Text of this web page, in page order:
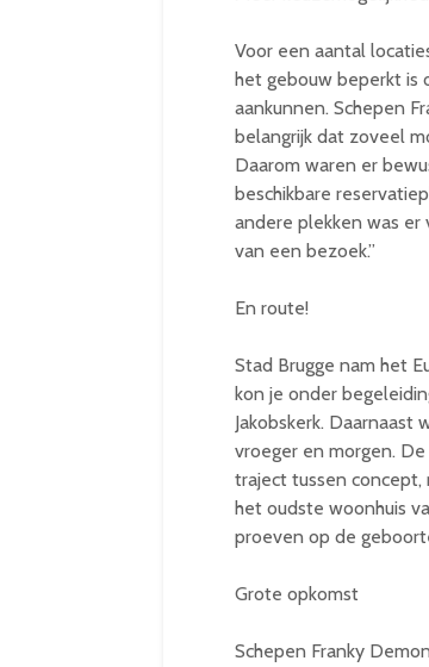
Voor een aantal
het gebouw beperkt is
aankunnen. Schepen
belangrijk dat zoveel
Daarom waren er
beschikbare
andere plekken was
van een bezoek.”
En route!
Stad Brugge nam het
kon je onder
Jakobskerk.
vroeger en morgen.
traject tussen concept,
het oudste woonhuis
proeven op de
Grote opkomst
Schepen Franky